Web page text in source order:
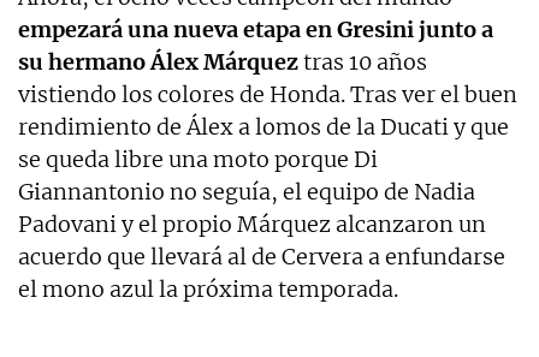
empezará una nueva etapa en Gresini junto a
su hermano Álex Márqueztras 10 años
vistiendo los colores de Honda. Tras ver el buen
rendimiento de Álex a lomos de la Ducati y que
se queda libre una moto porque Di
Giannantonio no seguía, el equipo de Nadia
Padovani y el propio Márquez alcanzaron un
acuerdo que llevará al de Cervera a enfundarse
el mono azul la próxima temporada.